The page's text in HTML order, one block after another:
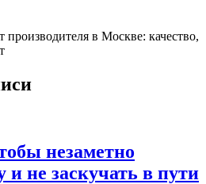
производителя в Москве: качество,
незаметно
и не заскучать в пути